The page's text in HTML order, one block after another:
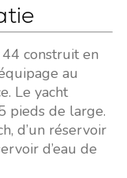
construit en
au
Le yacht
pieds de large.
d’un réservoir
d’eau de